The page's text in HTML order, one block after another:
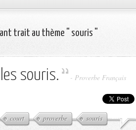
trait au thème " souris "
souris. - Proverbe Français
court proverbe souris